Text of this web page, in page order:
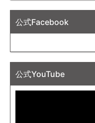
公式Facebook
公式YouTube